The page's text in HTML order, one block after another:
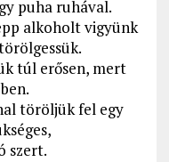
puha ruhával.
alkoholt vigyünk
túl erősen, mert
töröljük fel egy
szert.